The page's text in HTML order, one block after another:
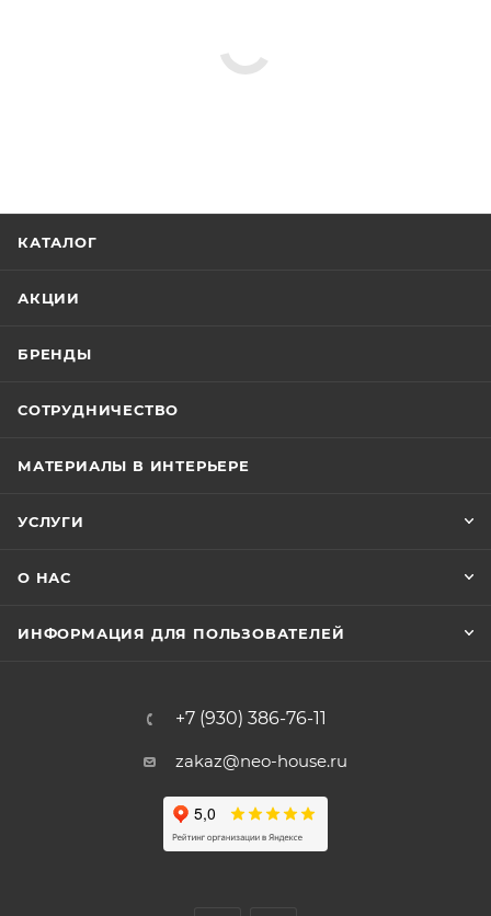
КАТАЛОГ
АКЦИИ
БРЕНДЫ
СОТРУДНИЧЕСТВО
МАТЕРИАЛЫ В ИНТЕРЬЕРЕ
УСЛУГИ
О НАС
ИНФОРМАЦИЯ ДЛЯ ПОЛЬЗОВАТЕЛЕЙ
+7 (930) 386-76-11
zakaz@neo-house.ru